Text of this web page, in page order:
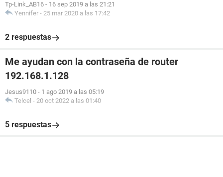
NOMBRE (S):
NACIONALIDAD:
SEXO:
Tp-Link_AB16 - 16 sep 2019 a las 21:21
Yennifer - 25 mar 2020 a las 17:42
2 respuestas
Me ayudan con la contraseña de router
192.168.1.128
Jesus9110 - 1 ago 2019 a las 05:19
Telcel - 20 oct 2022 a las 01:40
5 respuestas